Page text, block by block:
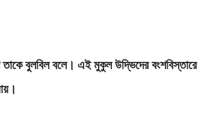
বুলবিল বলে। এই মুকুল উদ্ভিদের বংশবিস্তারে